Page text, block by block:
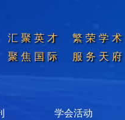
汇聚英才  繁荣学术
聚焦国际  服务天府
学会活动